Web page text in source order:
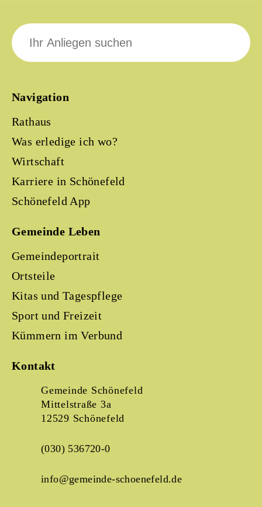
Navigation
Rathaus
Was erledige ich wo?
Wirtschaft
Karriere in Schönefeld
Schönefeld App
Gemeinde Leben
Gemeindeportrait
Ortsteile
Kitas und Tagespflege
Sport und Freizeit
Kümmern im Verbund
Kontakt
Gemeinde Schönefeld
Mittelstraße 3a
12529 Schönefeld
(030) 536720-0
info@gemeinde-schoenefeld.de
Suche
nach: